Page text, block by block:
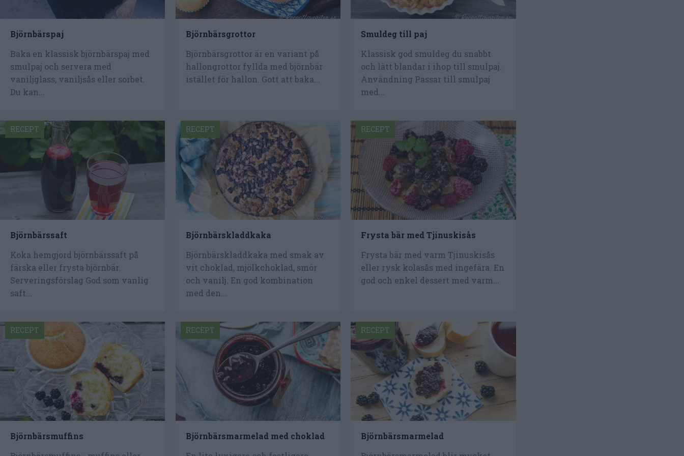
Björnbärspaj
Baka en klassisk björnbärspaj med
smulpaj och servera med
vaniljglass, vaniljsås eller sorbet.
Du kan...
Björnbärsgrottor
Björnbärsgrottor är en variant på
hallongrottor fyllda med björnbär
istället för hallon. Gott att baka...
Smuldeg till paj
Klassisk god smuldeg du snabbt
och lätt blandar i ihop till smulpaj.
Användning Passar till smulpaj
med...
Björnbärssaft
Koka hemgjord björnbärssaft på
färska eller frysta björnbär.
Serveringsförslag God som vanlig
saft...
RECEPT
Björnbärskladdkaka
Björnbärskladdkaka med smak av
vit choklad, mjölkchoklad, smör
och vanilj. En god kombination
med den...
RECEPT
Frysta bär med Tjinuskisås
Frysta bär med varm Tjinuskisås
eller rysk kolasås med ingefära. En
god och enkel dessert med varm...
RECEPT
Björnbärsmuffins
RECEPT
Björnbärsmarmelad med choklad
RECEPT
Björnbärsmarmelad
RECEPT